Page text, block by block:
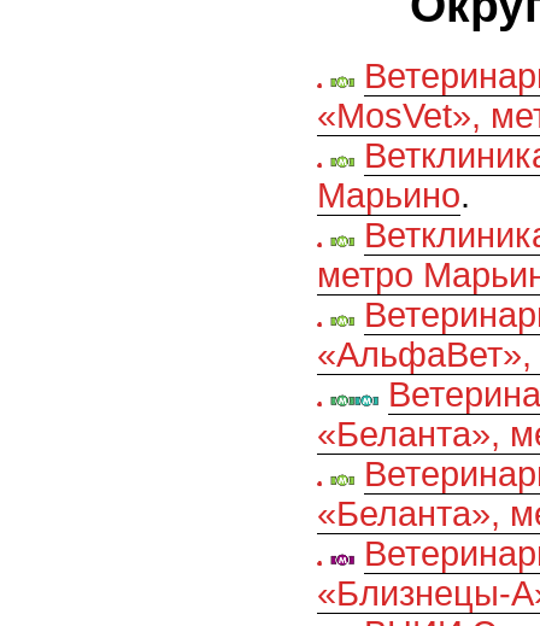
«MosVet»,
Марьино.
метро
«АльфаВет»,
«Беланта»,
«Беланта»,
«Близнецы-